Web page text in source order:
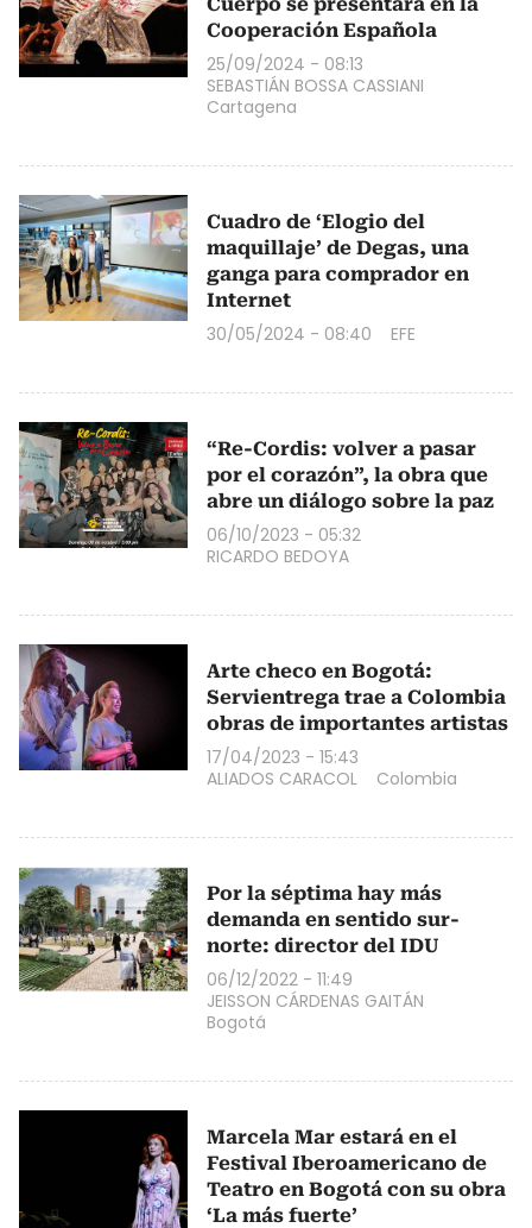
Cooperación Española
25/09/2024 - 08:13
SEBASTIÁN BOSSA CASSIANI
Cartagena
Cuadro de ‘Elogio del
maquillaje’ de Degas, una
ganga para comprador en
Internet
30/05/2024 - 08:40 EFE
“Re-Cordis: volver a pasar
por el corazón”, la obra que
abre un diálogo sobre la paz
06/10/2023 - 05:32
RICARDO BEDOYA
Arte checo en Bogotá:
Servientrega trae a Colombia
obras de importantes artistas
17/04/2023 - 15:43
ALIADOS CARACOL
Colombia
Por la séptima hay más
demanda en sentido sur-
norte: director del IDU
06/12/2022 - 11:49
JEISSON CÁRDENAS GAITÁN
Bogotá
Marcela Mar estará en el
Festival Iberoamericano de
Teatro en Bogotá con su obra
‘La más fuerte’